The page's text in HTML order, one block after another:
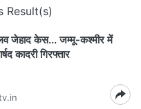
Result(s)
जेहाद केस... जम्मू-कश्मीर में
कादरी गिरफ्तार